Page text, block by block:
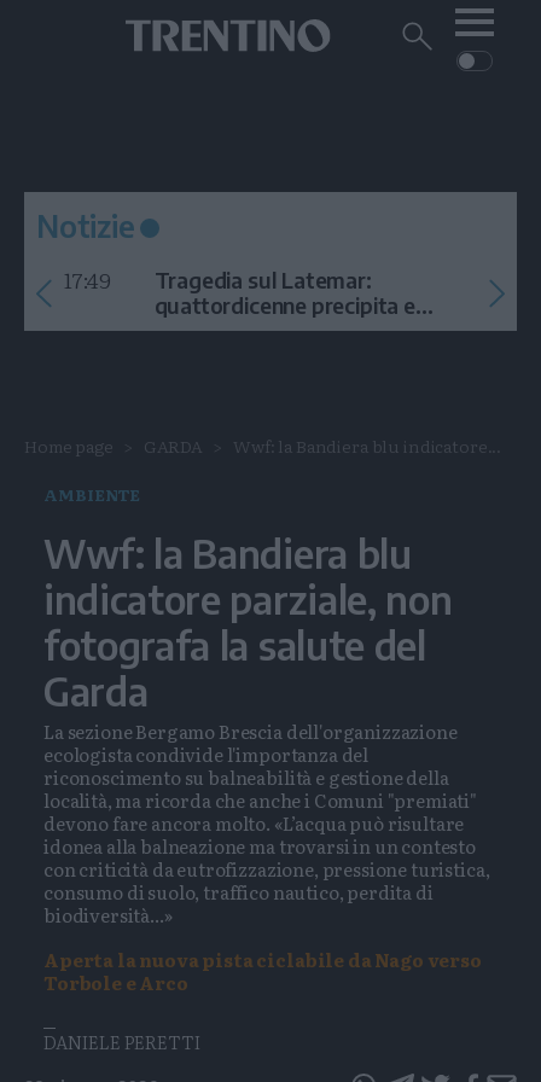
Cerca
CRONACA
GARDA
CULTURA
VIDEO
Notizie
17:49
Tragedia sul Latemar:
quattordicenne precipita e
muore
Home page GARDA Wwf: la Bandiera blu indicatore...
AMBIENTE
Wwf: la Bandiera blu
indicatore parziale, non
fotografa la salute del
Garda
La sezione Bergamo Brescia dell'organizzazione
ecologista condivide l'importanza del
riconoscimento su balneabilità e gestione della
località, ma ricorda che anche i Comuni "premiati"
devono fare ancora molto. «L’acqua può risultare
idonea alla balneazione ma trovarsi in un contesto
con criticità da eutrofizzazione, pressione turistica,
consumo di suolo, traffico nautico, perdita di
biodiversità...»
Aperta la nuova pista ciclabile da Nago verso
Torbole e Arco
DANIELE PERETTI